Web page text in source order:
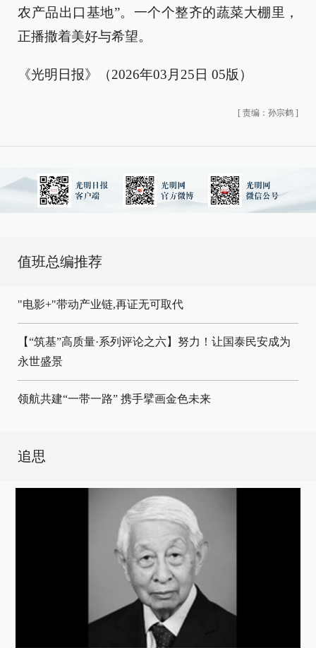
农产品出口基地”。一个个整齐的蔬菜大棚里，
正播撒着美好与希望。
《光明日报》（2026年03月25日 05版）
[ 责编：孙宗鹤 ]
值班总编推荐
"电影+"带动产业链,再证无可取代
【“筑基”高质量·系列评论之六】努力！让国泰民安成为
永世盛景
领航共建“一带一路” 携手擘画金色未来
追思